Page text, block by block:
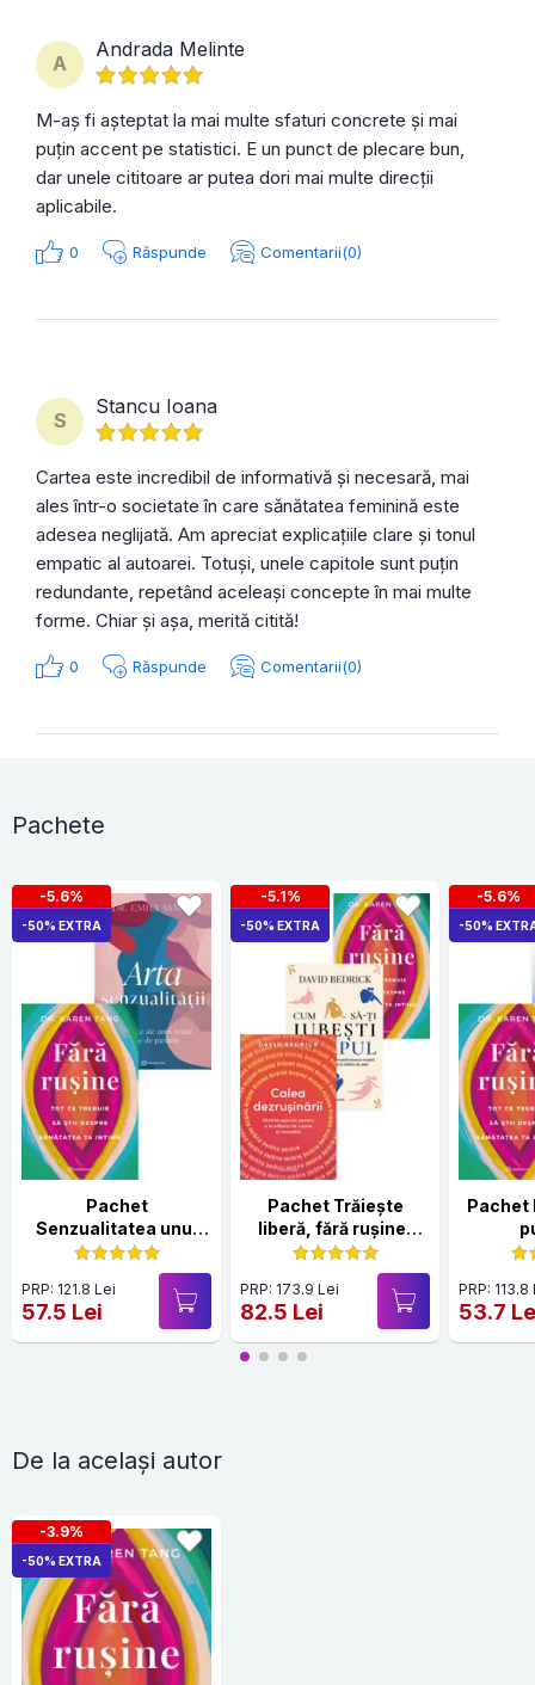
A
Andrada Melinte
M-aș fi așteptat la mai multe sfaturi concrete și mai
puțin accent pe statistici. E un punct de plecare bun,
dar unele cititoare ar putea dori mai multe direcții
aplicabile.
0 Răspunde Comentarii(0)
S
Stancu Ioana
Cartea este incredibil de informativă și necesară, mai
ales într-o societate în care sănătatea feminină este
adesea neglijată. Am apreciat explicațiile clare și tonul
empatic al autoarei. Totuși, unele capitole sunt puțin
redundante, repetând aceleași concepte în mai multe
forme. Chiar și așa, merită citită!
0 Răspunde Comentarii(0)
Pachete
-5.6%
-50% EXTRA
Pachet
Senzualitatea unui
corp sănătos
PRP: 121.8 Lei
57.5 Lei
-5.1%
-50% EXTRA
Pachet Trăiește
liberă, fără rușine,
fără frică
PRP: 173.9 Lei
82.5 Lei
-5.6%
-50%
Pachet
PRP: 113.8
53.7
De la același autor
-3.9%
-50% EXTRA